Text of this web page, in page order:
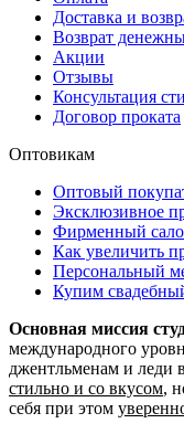
Доставка и
Возврат
Акции
Отзывы
Консультация
Договор проката
Оптовикам
Оптовый
Эксклюзивное
Фирменный
Как увеличить
Персональный
Купим
Основная миссия
международного
джентльменам и леди
стильно и со вкусом,
себя при этом